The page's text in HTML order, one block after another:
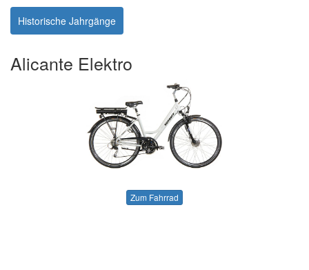
Historische Jahrgänge
Alicante Elektro
Zum Fahrrad